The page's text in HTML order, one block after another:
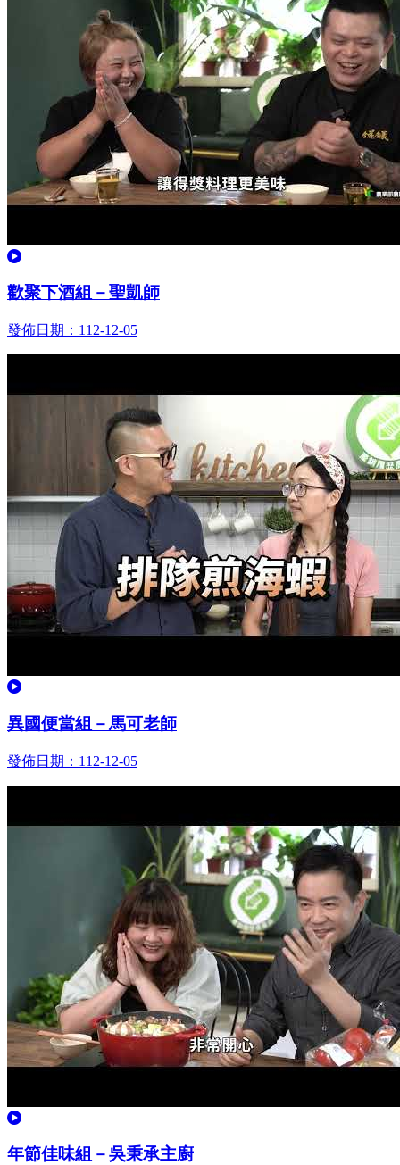
觀看
歡聚下酒組－聖凱師
發佈日期：112-12-05
觀看
異國便當組－馬可老師
發佈日期：112-12-05
觀看
年節佳味組－吳秉承主廚